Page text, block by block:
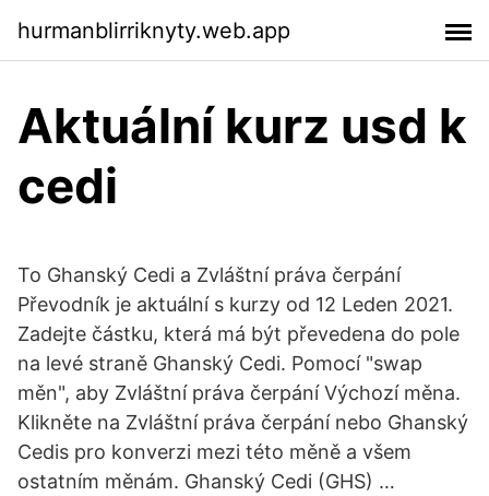
hurmanblirriknyty.web.app
Aktuální kurz usd k
cedi
To Ghanský Cedi a Zvláštní práva čerpání
Převodník je aktuální s kurzy od 12 Leden 2021.
Zadejte částku, která má být převedena do pole
na levé straně Ghanský Cedi. Pomocí "swap
měn", aby Zvláštní práva čerpání Výchozí měna.
Klikněte na Zvláštní práva čerpání nebo Ghanský
Cedis pro konverzi mezi této měně a všem
ostatním měnám. Ghanský Cedi (GHS) …